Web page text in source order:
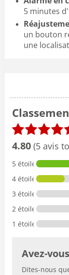
5 minutes
un bouton
une
4.80 (5 avis
5 étoiles
4 étoiles
3 étoiles
2 étoiles
1 étoile
Avez-
Dites-nous